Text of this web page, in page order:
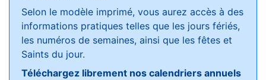
Selon le modèle imprimé, vous aurez accès à des
informations pratiques telles que les jours fériés,
les numéros de semaines, ainsi que les fêtes et
Saints du jour.
Téléchargez librement nos calendriers annuels